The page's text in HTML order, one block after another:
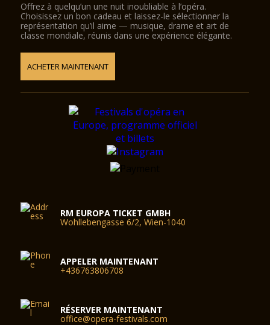
Offrez à quelqu’un une nuit inoubliable à l’opéra.
Choisissez un bon cadeau et laissez-le sélectionner la
représentation qu’il aime — musique, drame et art de
classe mondiale, réunis dans une expérience élégante.
ACHETER MAINTENANT
RM EUROPA TICKET GMBH
Wohllebengasse 6/2, Wien-1040
APPELER MAINTENANT
+436763806708
RÉSERVER MAINTENANT
office@opera-festivals.com